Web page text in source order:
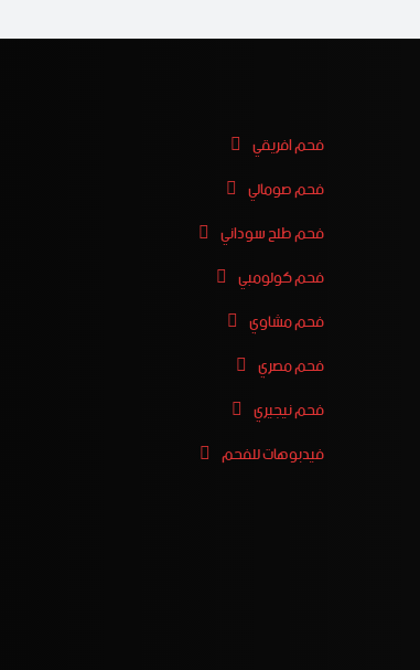
فحم افريقي
فحم صومالي
فحم طلح سوداني
فحم كولومبي
فحم مشاوي
فحم مصري
فحم نيجيري
فيدبوهات للفحم